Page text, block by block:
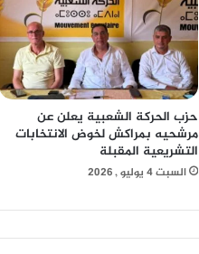
حزب الحركة الشعبية يعلن عن
مرشحيه بمراكش لخوض الانتخابات
التشريعية المقبلة
السبت 4 يوليو , 2026